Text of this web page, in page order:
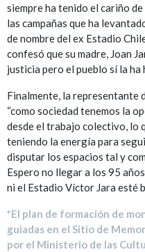
siempre ha tenido el cariño
las campañas que ha
de nombre del ex Estadio
confesó que su madre, Joan
justicia pero el pueblo sí la ha
Finalmente, la representante
“como sociedad tenemos la
desde el trabajo colectivo, lo
teniendo la energía para
disputar los espacios tal y
Espero no llegar a los 95
ni el Estadio Víctor Jara esté
*El plan de formación de
guiadas en el Sitio de
por el Ministerio de las